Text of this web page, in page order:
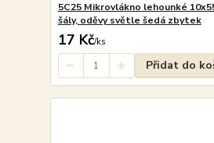
5C25 Mikrovlákno lehounké
šály, oděvy světle šedá zbytek
17 Kč/ks
Přidat do